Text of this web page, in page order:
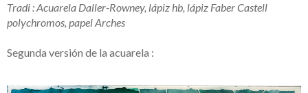
Tradi :Acuarela Daller-Rowney, lápizhb, lápiz Faber Castell
polychromos, papel Arches
Segunda versión de la acuarela :